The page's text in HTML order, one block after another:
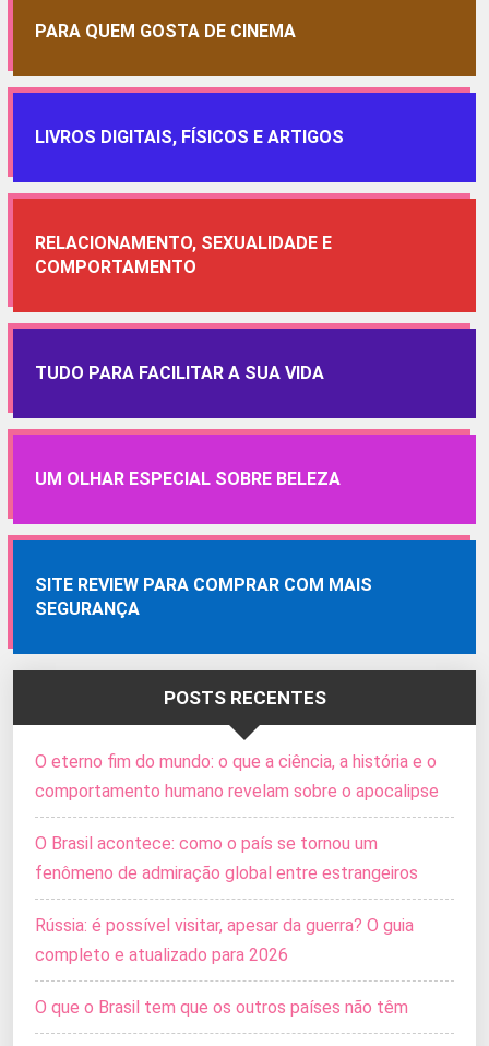
PARA QUEM GOSTA DE CINEMA
LIVROS DIGITAIS, FÍSICOS E ARTIGOS
RELACIONAMENTO, SEXUALIDADE E
COMPORTAMENTO
TUDO PARA FACILITAR A SUA VIDA
UM OLHAR ESPECIAL SOBRE BELEZA
SITE REVIEW PARA COMPRAR COM MAIS
SEGURANÇA
POSTS RECENTES
O eterno fim do mundo: o que a ciência, a história e o
comportamento humano revelam sobre o apocalipse
O Brasil acontece: como o país se tornou um
fenômeno de admiração global entre estrangeiros
Rússia: é possível visitar, apesar da guerra? O guia
completo e atualizado para 2026
O que o Brasil tem que os outros países não têm